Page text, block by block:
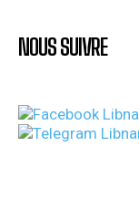
NOUS SUIVRE